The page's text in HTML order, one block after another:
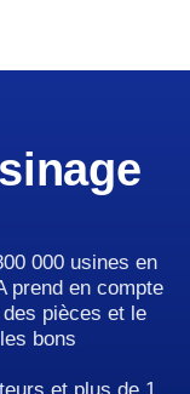
000 usines en
prend en compte
pièces et le
bons
et plus de 1